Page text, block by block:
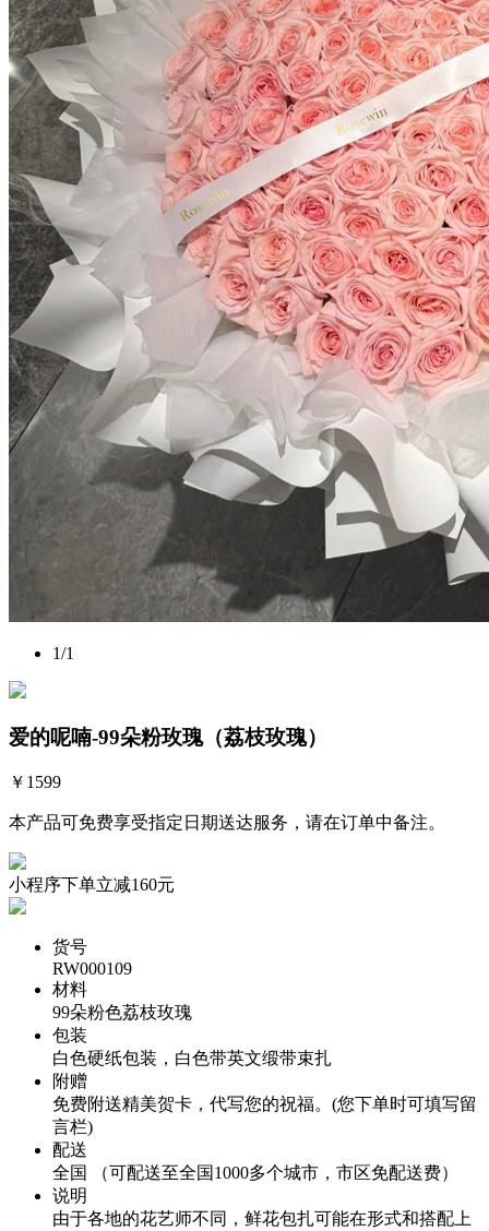
1/1
爱的呢喃-99朵粉玫瑰（荔枝玫瑰）
￥ 1599
本产品可免费享受指定日期送达服务，请在订单中备注。
小程序下单立减160元
货号
RW000109
材料
99朵粉色荔枝玫瑰
包装
白色硬纸包装，白色带英文缎带束扎
附赠
免费附送精美贺卡，代写您的祝福。(您下单时可填写留
言栏)
配送
全国 （可配送至全国1000多个城市，市区免配送费）
说明
由于各地的花艺师不同，鲜花包扎可能在形式和搭配上